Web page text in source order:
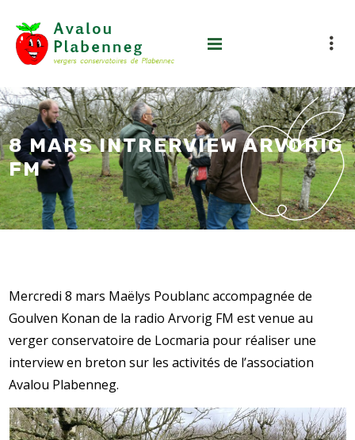
8 MARS INTRERVIEW ARVORIG
FM
Mercredi 8 mars Maëlys Poublanc accompagnée de
Goulven Konan de la radio Arvorig FM est venue au
verger conservatoire de Locmaria pour réaliser une
interview en breton sur les activités de l’association
Avalou Plabenneg.